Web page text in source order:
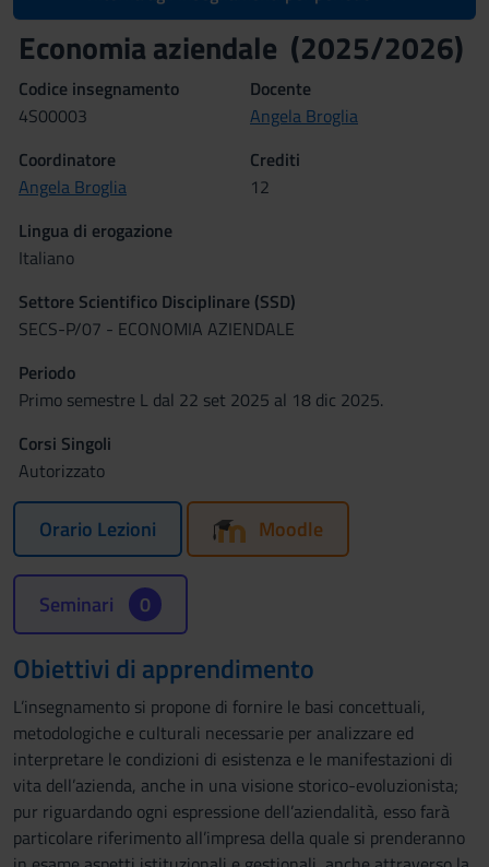
Economia aziendale (2025/2026)
Codice insegnamento
4S00003
Docente
Angela Broglia
Coordinatore
Angela Broglia
Crediti
12
Lingua di erogazione
Italiano
Settore Scientifico Disciplinare (SSD)
SECS-P/07 - ECONOMIA AZIENDALE
Periodo
Primo semestre L dal 22 set 2025 al 18 dic 2025.
Corsi Singoli
Autorizzato
Orario Lezioni Moodle
Seminari 0
Obiettivi di apprendimento
L’insegnamento si propone di fornire le basi concettuali,
metodologiche e culturali necessarie per analizzare ed
interpretare le condizioni di esistenza e le manifestazioni di
vita dell’azienda, anche in una visione storico-evoluzionista;
pur riguardando ogni espressione dell’aziendalità, esso farà
particolare riferimento all’impresa della quale si prenderanno